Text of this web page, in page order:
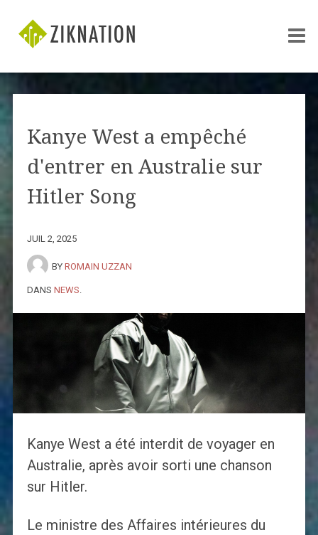
Kanye West a empêché
d'entrer en Australie sur
Hitler Song
JUIL 2, 2025
BY ROMAIN UZZAN
DANS NEWS
Kanye West a été interdit de voyager en
Australie, après avoir sorti une chanson
sur Hitler.
Le ministre des Affaires intérieures du